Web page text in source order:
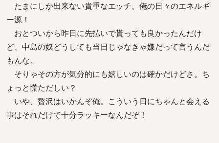
たまにしか出来ない貴重なエッチ。俺の日々のエネルギ
ー源！
おとついから昨日に先払いで貰っても良かったんだけ
ど、中島の奴どうしても当日じゃなきゃ嫌だって言うんだ
もんな。
そりゃその方が気分的にも嬉しいのは確かだけどさ。ち
ょっと慌ただしい？
いや、贅沢はいかんぞ俺。こういう日にちゃんと会える
事はそれだけで十分ラッキーなんだぞ！